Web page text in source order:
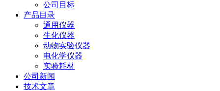
公司目标
产品目录
通用仪器
生化仪器
动物实验仪器
电化学仪器
实验耗材
公司新闻
技术文章